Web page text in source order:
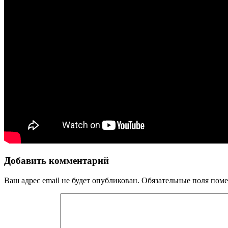
Добавить комментарий
Ваш адрес email не будет опубликован. Обязательные поля